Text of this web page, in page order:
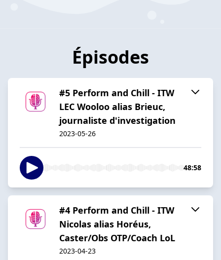
Épisodes
#5 Perform and Chill - ITW
LEC Wooloo alias Brieuc,
journaliste d'investigation
2023-05-26
48:58
#4 Perform and Chill - ITW
Nicolas alias Horéus,
Caster/Obs OTP/Coach LoL
2023-04-23